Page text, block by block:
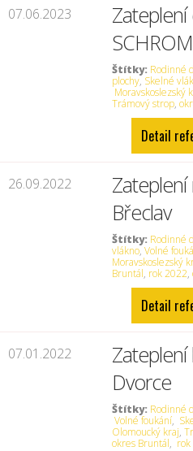
07.06.2023
Štítky: Rodinné
plochy, Skelné
Moravskoslezský
Trámový strop,
Detail
26.09.2022
Břeclav
Štítky: Rodinné
vlákno,Volné
Moravskoslezský
Bruntál, rok 2022,
Detail
07.01.2022
Dvorce
Štítky: Rodinné
Volné foukání,
Olomoucký kraj,
okres Bruntál,